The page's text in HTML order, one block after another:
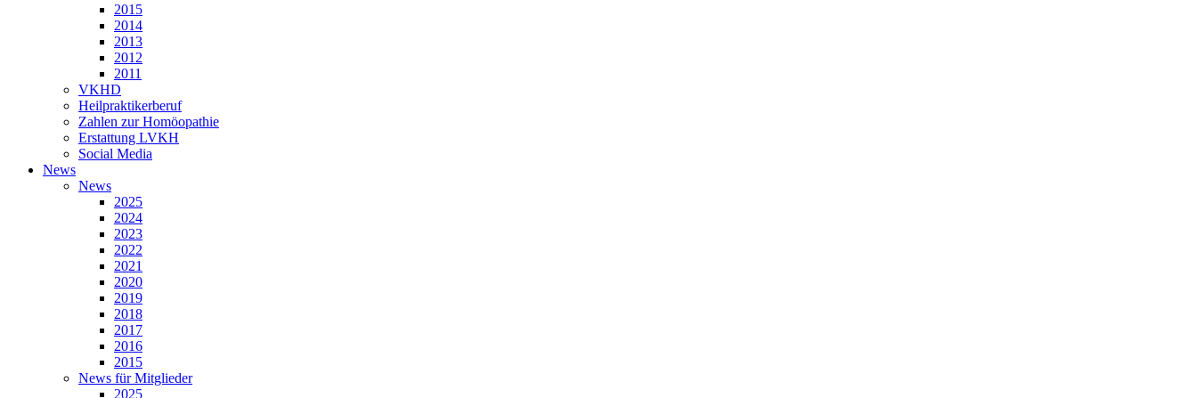
2015
2014
2013
2012
2011
VKHD
Heilpraktikerberuf
Zahlen zur Homöopathie
Erstattung LVKH
Social Media
News
News
2025
2024
2023
2022
2021
2020
2019
2018
2017
2016
2015
News für Mitglieder
2025